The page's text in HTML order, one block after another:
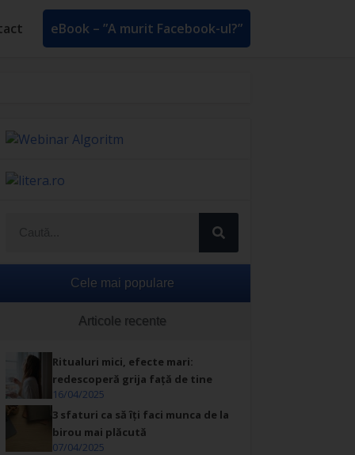
eBook – ”A murit Facebook-ul?”
Cele mai populare
Articole recente
Ritualuri mici, efecte mari:
redescoperă grija față de tine
16/04/2025
3 sfaturi ca să îți faci munca de la
birou mai plăcută
07/04/2025